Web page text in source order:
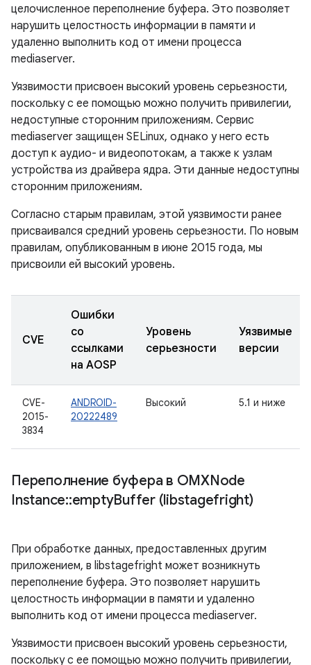
целочисленное переполнение буфера. Это позволяет
нарушить целостность информации в памяти и
удаленно выполнить код от имени процесса
mediaserver.
Уязвимости присвоен высокий уровень серьезности,
поскольку с ее помощью можно получить привилегии,
недоступные сторонним приложениям. Сервис
mediaserver защищен SELinux, однако у него есть
доступ к аудио- и видеопотокам, а также к узлам
устройства из драйвера ядра. Эти данные недоступны
сторонним приложениям.
Согласно старым правилам, этой уязвимости ранее
присваивался средний уровень серьезности. По новым
правилам, опубликованным в июне 2015 года, мы
присвоили ей высокий уровень.
CVE
Ошибки
со
ссылками
на AOSP
Уровень
серьезности
Уязвимые
версии
CVE-
2015-
3834
ANDROID-
20222489
Высокий 5.1 и ниже
Переполнение буфера в OMXNode
Instance::emptyBuffer (libstagefright)
При обработке данных, предоставленных другим
приложением, в libstagefright может возникнуть
переполнение буфера. Это позволяет нарушить
целостность информации в памяти и удаленно
выполнить код от имени процесса mediaserver.
Уязвимости присвоен высокий уровень серьезности,
поскольку с ее помощью можно получить привилегии,